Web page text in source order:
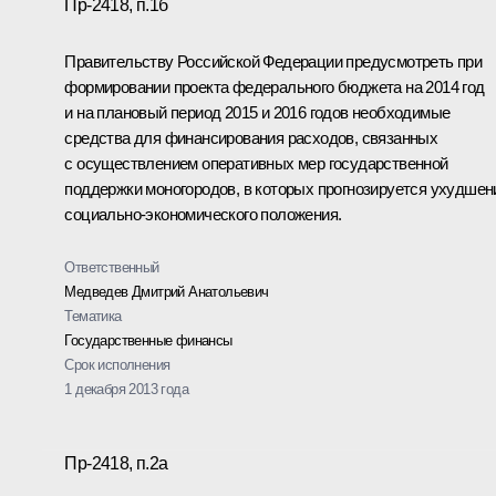
Пр-2418, п.1б
Правительству Российской Федерации предусмотреть при
формировании проекта федерального бюджета на 2014 год
и на плановый период 2015 и 2016 годов необходимые
средства для финансирования расходов, связанных
с осуществлением оперативных мер государственной
поддержки моногородов, в которых прогнозируется
социально-экономического положения.
Ответственный
Медведев Дмитрий Анатольевич
Тематика
Государственные финансы
Срок исполнения
1 декабря 2013 года
Пр-2418, п.2а